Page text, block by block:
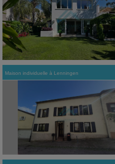
Maison individuelle à Lenningen